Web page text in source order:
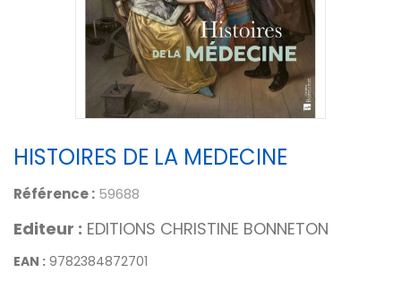
HISTOIRES DE LA MEDECINE
Référence : 59688
Editeur : EDITIONS CHRISTINE BONNETON
EAN : 9782384872701